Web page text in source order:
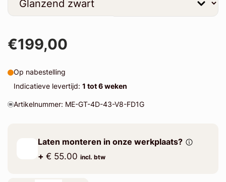
€199,00
Op nabestelling
Indicatieve levertijd: 1 tot 6 weken
Artikelnummer: ME-GT-4D-43-V8-FD1G
Laten monteren in onze werkplaats?
+ € 55.00 incl. btw